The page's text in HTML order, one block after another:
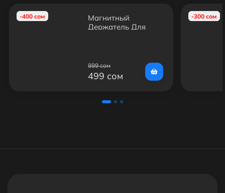
-400 сом
Магнитный
Держатель Для
899 сом
499 сом
-300 сом